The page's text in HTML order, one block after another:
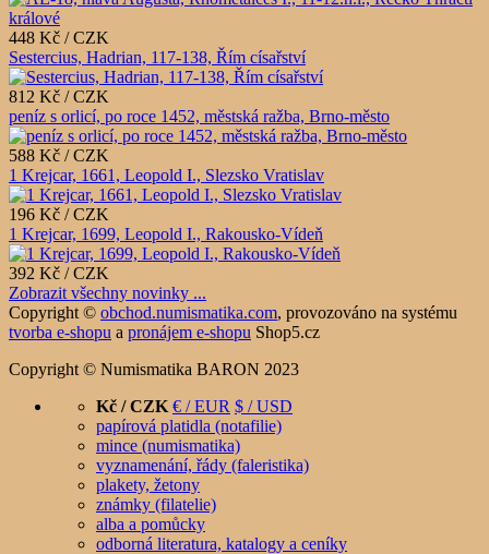
448 Kč / CZK
Sestercius, Hadrian, 117-138, Řím císařství
812 Kč / CZK
peníz s orlicí, po roce 1452, městská ražba, Brno-město
588 Kč / CZK
1 Krejcar, 1661, Leopold I., Slezsko Vratislav
196 Kč / CZK
1 Krejcar, 1699, Leopold I., Rakousko-Vídeň
392 Kč / CZK
Zobrazit všechny novinky ...
Copyright © obchod.numismatika.com, provozováno na systému
tvorba e-shopu a pronájem e-shopu Shop5.cz
Copyright © Numismatika BARON 2023
Kč / CZK € / EUR $ / USD
papírová platidla (notafilie)
mince (numismatika)
vyznamenání, řády (faleristika)
plakety, žetony
známky (filatelie)
alba a pomůcky
odborná literatura, katalogy a ceníky